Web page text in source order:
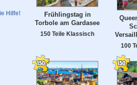
Hilfe!
Frühlingstag in
Torbole am Gardasee
150 Teile Klassisch
100